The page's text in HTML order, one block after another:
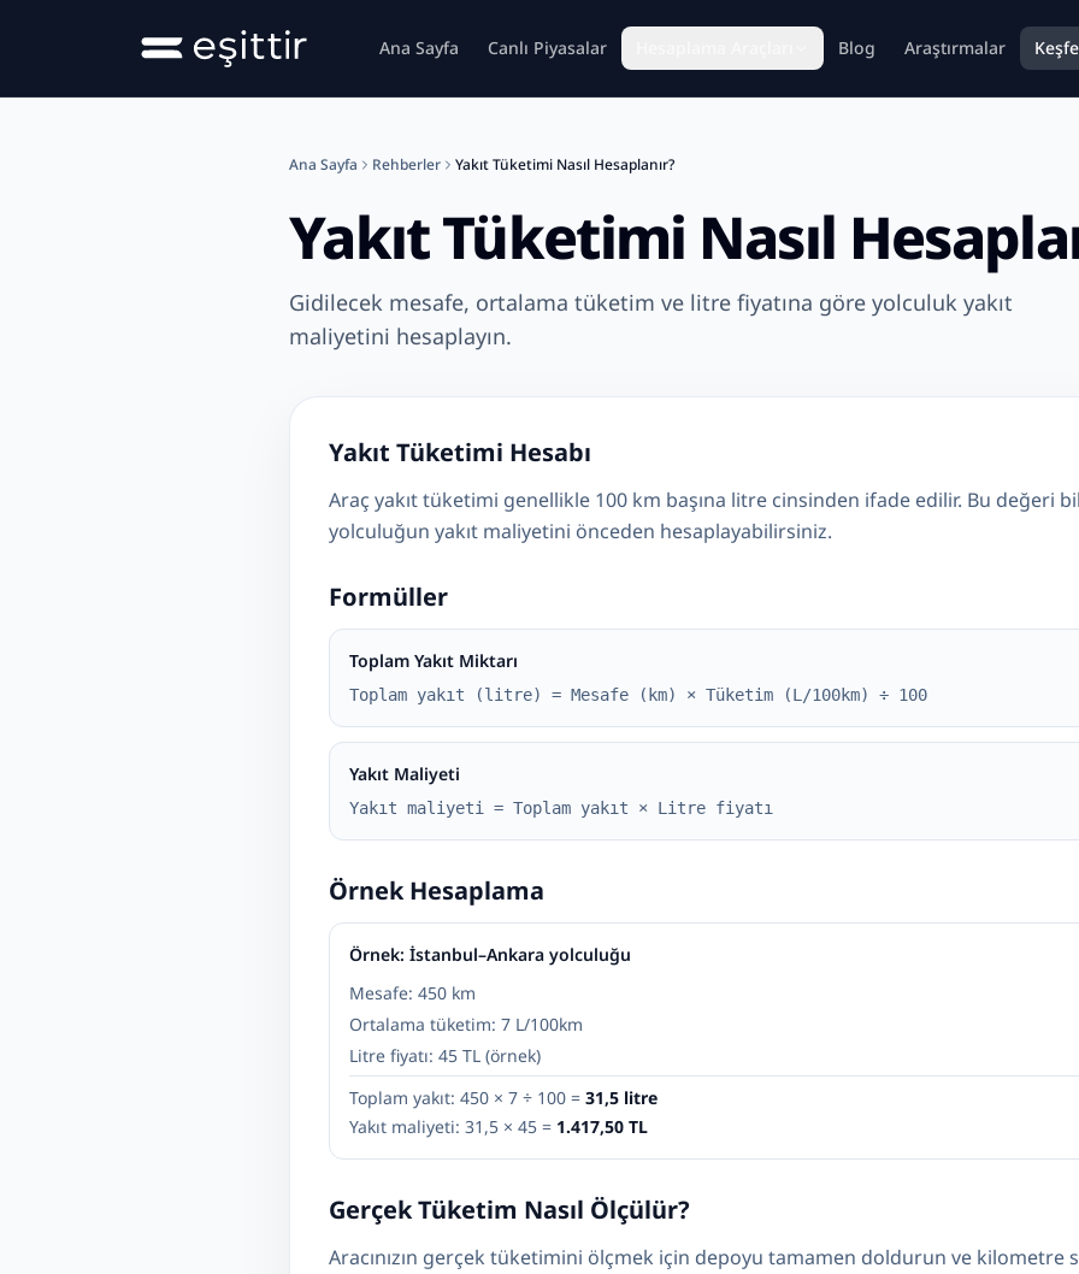
Ana içeriğe geç Ana Sayfa Canlı Piyasalar Blog Araştırmalar
Ana Sayfa Rehberler Yakıt Tüketimi Nasıl Hesaplanır?
Yakıt Tüketimi Nasıl
Gidilecek mesafe, ortalama tüketim ve litre fiyatına göre yolculuk yakıt
maliyetini hesaplayın.
Yakıt Tüketimi Hesabı
Araç yakıt tüketimi genellikle 100 km başına litre cinsinden ifade edilir. Bu değeri
yolculuğun yakıt maliyetini önceden hesaplayabilirsiniz.
Formüller
Toplam Yakıt Miktarı
Toplam yakıt (litre) = Mesafe (km) × Tüketim (L/100km) ÷ 100
Yakıt Maliyeti
Yakıt maliyeti = Toplam yakıt × Litre fiyatı
Örnek Hesaplama
Örnek: İstanbul–Ankara yolculuğu
Mesafe: 450 km
Ortalama tüketim: 7 L/100km
Litre fiyatı: 45 TL (örnek)
Toplam yakıt: 450 × 7 ÷ 100 = 31,5 litre
Yakıt maliyeti: 31,5 × 45 = 1.417,50 TL
Gerçek Tüketim Nasıl Ölçülür?
Aracınızın gerçek tüketimini ölçmek için depoyu tamamen doldurun ve kilometre